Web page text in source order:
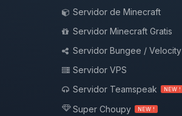
Servidor de Minecraft
Servidor Minecraft Gratis
Servidor Bungee / Velocity
Servidor VPS
Servidor Teamspeak
NEW !
Super Choupy NEW !